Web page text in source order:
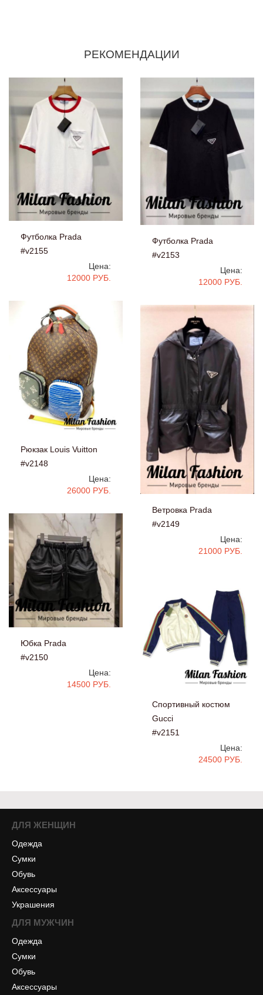
РЕКОМЕНДАЦИИ
Футболка Prada
#v2155
Цена:
12000 РУБ.
Футболка Prada
#v2153
Цена:
12000 РУБ.
Рюкзак Louis Vuitton
#v2148
Цена:
26000 РУБ.
Ветровка Prada
#v2149
Цена:
21000 РУБ.
Юбка Prada
#v2150
Цена:
14500 РУБ.
Спортивный костюм
Gucci
#v2151
Цена:
24500 РУБ.
ДЛЯ ЖЕНЩИН
Одежда
Сумки
Обувь
Аксессуары
Украшения
ДЛЯ МУЖЧИН
Одежда
Сумки
Обувь
Аксессуары